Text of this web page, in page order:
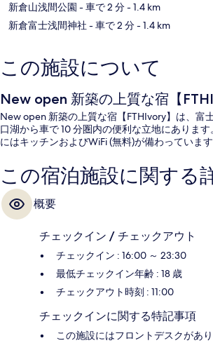
新倉山浅間公園 - 車で 2 分- 1.4 km
新倉富士浅間神社 - 車で 2 分- 1.4 km
この施設について
New open 新築の上質な宿【
New open 新築の上質な宿【FTHIvory】は、富
口湖から車で 10 分圏内の便利な立地にありま
にはキッチンおよびWiFi (無料)が備わっています
この宿泊施設に関する
概要
チェックイン / チェックアウト
チェックイン : 16:00 ～ 23:30
最低チェックイン年齢 : 18 歳
チェックアウト時刻 : 11:00
チェックインに関する特記事項
この施設にはフロントデスクがあ